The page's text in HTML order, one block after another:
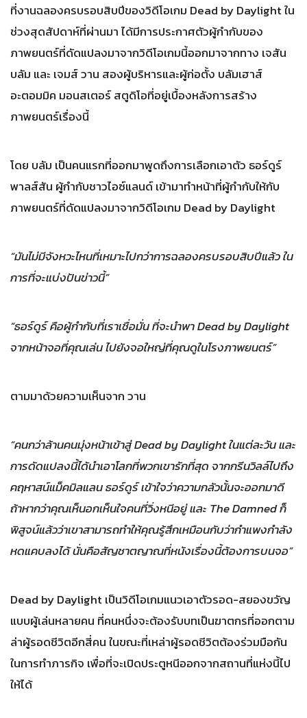
ที่งานฉลองครบรอบสิบปีของวิดีโอเกม Dead by Daylight ใน
ช่วงสุดสัปดาห์ที่ผ่านมา ได้มีการประกาศตัวผู้กำกับของ
ภาพยนตร์ที่ดัดแปลงมาจากวิดีโอเกมนี้ออกมาจากทาง เจสัน
บลัม และ เจมส์ วาน สองผู้บริหารและผู้ก่อตั้ง บลัมเฮาส์
อะตอมมิค มอนสเตอร์ สตูดิโอที่อยู่เบื้องหลังการสร้าง
ภาพยนตร์เรื่องนี้
โดย บลัม เป็นคนแรกที่ออกมาพูดถึงการเลือกเอาตัว ธอร์ดูร์
พาลส์สัน ผู้กำกับชาวไอซ์แลนด์ เข้ามาทำหน้าที่ผู้กำกับให้กับ
ภาพยนตร์ที่ดัดแปลงมาจากวิดีโอเกม Dead by Daylight
“มันไม่มีจังหวะไหนที่เหมาะไปกว่าการฉลองครบรอบสิบปีแล้ว ใน
การที่จะแบ่งปันข่าวนี้”
“ธอร์ดูร์ คือผู้กำกับที่เราเชื่อมั่น ที่จะนำพา Dead by Daylight
จากหน้าจอที่คุณเล่น ไปยังจอใหญ่ที่คุณดูในโรงภาพยนตร์”
ตามมาด้วยความเห็นจาก วาน
“คนกว่าล้านคนมุ่งหน้าเข้าสู่ Dead by Daylight ในแต่ละวัน และ
การดัดแปลงนี้ได้นำเอาโลกที่พวกเขารักที่สุด จากกรีนวิลล์ไปถึง
คฤหาสน์แม็คมิลแลน ธอร์ดูร์ เข้าใจว่าความกลัวนั้นจะออกมาดี
ถ้าหากว่าคุณเห็นอกเห็นใจคนที่วิ่งหนีอยู่ และ The Damned ก็
พิสูจน์แล้วว่าเขาสามารถทำให้คุณรู้สึกเหมือนกับว่ากำแพงกำลัง
หดแคบลงได้ นั่นคือสัญชาตญาณที่หนังเรื่องนี้ต้องการบนจอ”
Dead by Daylight เป็นวิดีโอเกมแนวเอาตัวรอด-สยองขวัญ
แบบผู้เล่นหลายคน ที่คนหนึ่งจะต้องรับบทเป็นฆาตกรที่ออกตาม
ล่าผู้รอดชีวิตอีกสี่คน ในขณะที่เหล่าผู้รอดชีวิตต้องร่วมมือกัน
ในการทำภารกิจ เพื่อที่จะเปิดประตูหนีออกจากสถานที่แห่งนี้ไป
ให้ได้